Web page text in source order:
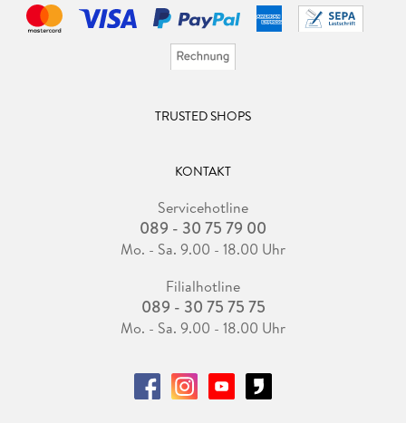
TRUSTED SHOPS
KONTAKT
Servicehotline
089 - 30 75 79 00
Mo. - Sa. 9.00 - 18.00 Uhr
Filialhotline
089 - 30 75 75 75
Mo. - Sa. 9.00 - 18.00 Uhr